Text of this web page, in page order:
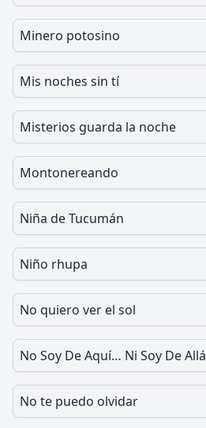
Minero potosino
Mis noches sin tí
Misterios guarda la noche
Montonereando
Niña de Tucumán
Niño rhupa
No quiero ver el sol
No Soy De Aquí… Ni Soy De Allá
No te puedo olvidar